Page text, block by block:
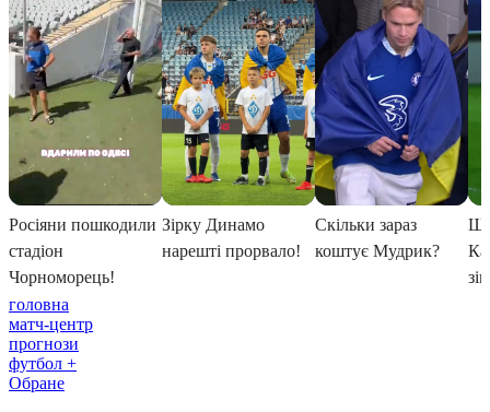
головна
матч-центр
прогнози
футбол +
Обране